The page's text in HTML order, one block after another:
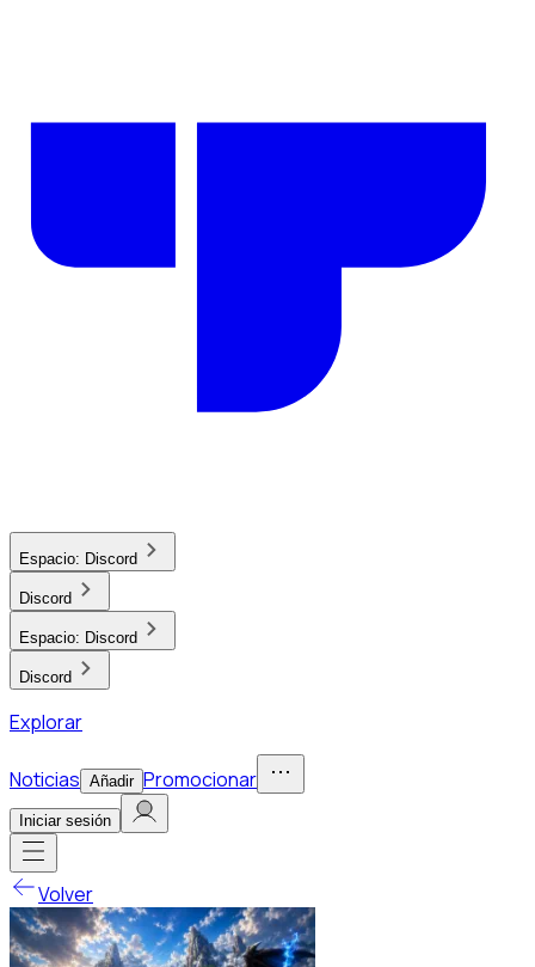
Espacio: Discord
Discord
Espacio: Discord
Discord
Explorar
Noticias Añadir Promocionar
Iniciar sesión
Volver